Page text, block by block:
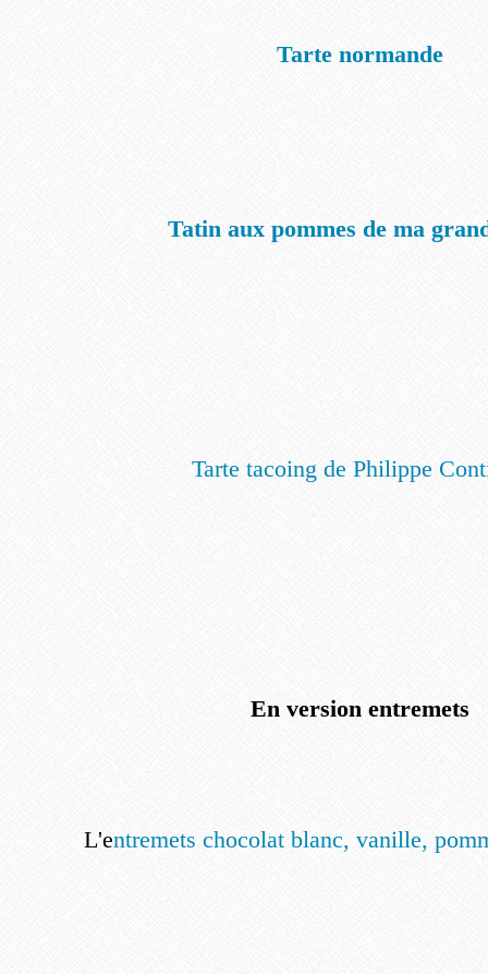
Tarte normande
Tatin aux pommes de ma
Tarte tacoing de Philippe
En version entremets
L'entremets chocolat blanc, vanille,